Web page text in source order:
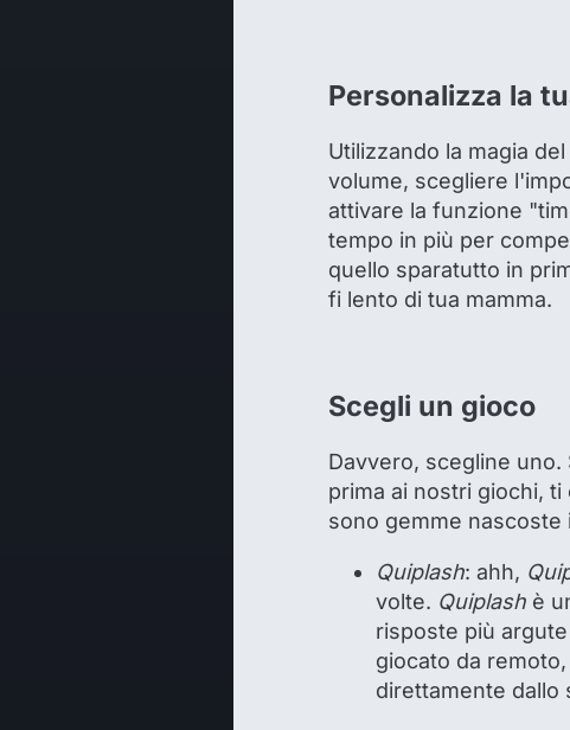
Personalizza la
Utilizzando la magia
volume, scegliere
attivare la funzione
tempo in più per
quello sparatutto in
fi lento di tua mamma.
Scegli un gioco
Davvero, scegline
prima ai nostri giochi,
sono gemme
Quiplash: ahh,
volte. Quiplash è
risposte più
giocato da
direttamente dallo